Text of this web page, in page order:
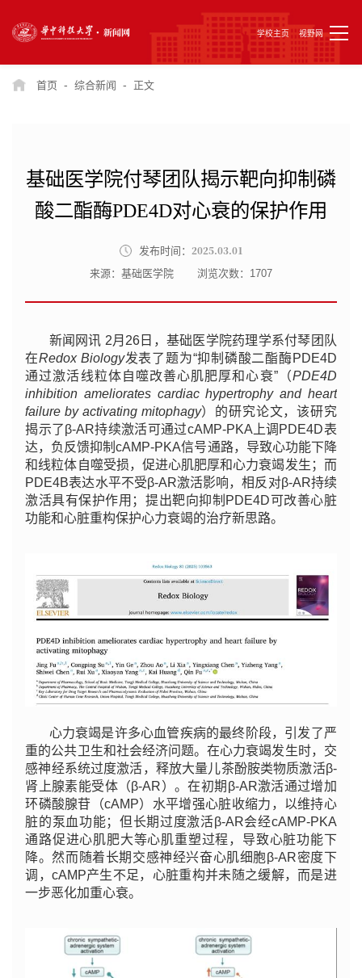
学校主页 视野网
首页 - 综合新闻 - 正文
基础医学院付琴团队揭示靶向抑制磷
酸二酯酶PDE4D对心衰的保护作用
发布时间： 2025.03.01
来源：基础医学院 浏览次数： 1707
新闻网讯 2月26日，基础医学院药理学系付琴团队
在Redox Biology发表了题为“抑制磷酸二酯酶PDE4D
通过激活线粒体自噬改善心肌肥厚和心衰”（PDE4D
inhibition ameliorates cardiac hypertrophy and heart
failure by activating mitophagy）的研究论文，该研究
揭示了β-AR持续激活可通过cAMP-PKA上调PDE4D表
达，负反馈抑制cAMP-PKA信号通路，导致心功能下降
和线粒体自噬受损，促进心肌肥厚和心力衰竭发生；而
PDE4B表达水平不受β-AR激活影响，相反对β-AR持续
激活具有保护作用；提出靶向抑制PDE4D可改善心脏
功能和心脏重构保护心力衰竭的治疗新思路。
心力衰竭是许多心血管疾病的最终阶段，引发了严
重的公共卫生和社会经济问题。在心力衰竭发生时，交
感神经系统过度激活，释放大量儿茶酚胺类物质激活β-
肾上腺素能受体（β-AR）。在初期β-AR激活通过增加
环磷酸腺苷（cAMP）水平增强心脏收缩力，以维持心
脏的泵血功能；但长期过度激活β-AR会经cAMP-PKA
通路促进心肌肥大等心肌重塑过程，导致心脏功能下
降。然而随着长期交感神经兴奋心肌细胞β-AR密度下
调，cAMP产生不足，心脏重构并未随之缓解，而是进
一步恶化加重心衰。